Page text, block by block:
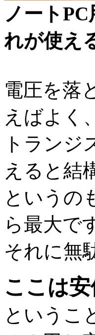
ノート
れが使え
電圧を落
えばよく
トランジ
えると結
というの
ら最大で
それに無
ここは
というこ